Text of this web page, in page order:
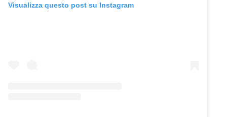
Visualizza questo post su Instagram